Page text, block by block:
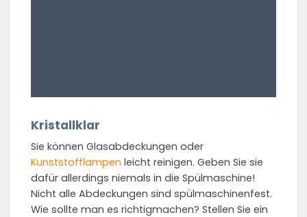
Kristallklar
Sie können Glasabdeckungen oder
Kunststofflampen leicht reinigen. Geben Sie sie
dafür allerdings niemals in die Spülmaschine!
Nicht alle Abdeckungen sind spülmaschinenfest.
Wie sollte man es richtigmachen? Stellen Sie ein